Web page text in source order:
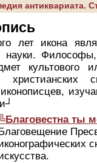
антиквариата.
лет икона
науки.
культового
христианских
иконописцев,
╚Благовестна ты